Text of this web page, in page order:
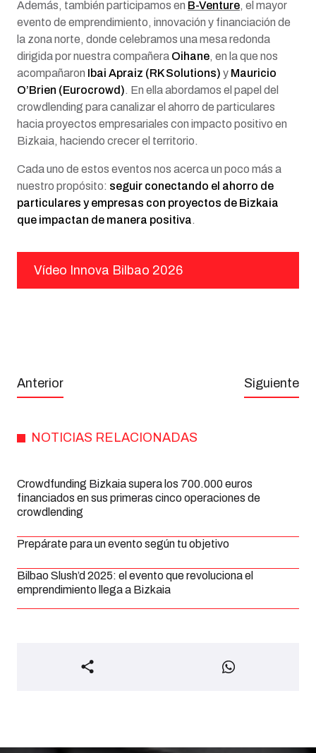
Además, también participamos en B-Venture, el mayor
evento de emprendimiento, innovación y financiación de
la zona norte, donde celebramos una mesa redonda
dirigida por nuestra compañera Oihane, en la que nos
acompañaron Ibai Apraiz (RK Solutions) y Mauricio
O’Brien (Eurocrowd). En ella abordamos el papel del
crowdlending para canalizar el ahorro de particulares
hacia proyectos empresariales con impacto positivo en
Bizkaia, haciendo crecer el territorio.
Cada uno de estos eventos nos acerca un poco más a
nuestro propósito: seguir conectando el ahorro de
particulares y empresas con proyectos de Bizkaia
que impactan de manera positiva.
Vídeo Innova Bilbao 2026
Anterior Siguiente
NOTICIAS RELACIONADAS
Crowdfunding Bizkaia supera los 700.000 euros
financiados en sus primeras cinco operaciones de
crowdlending
Prepárate para un evento según tu objetivo
Bilbao Slush’d 2025: el evento que revoluciona el
emprendimiento llega a Bizkaia